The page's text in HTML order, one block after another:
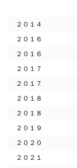
２０１４
２０１６
２０１６
２０１７
２０１７
２０１８
２０１８
２０１９
２０２０
２０２１